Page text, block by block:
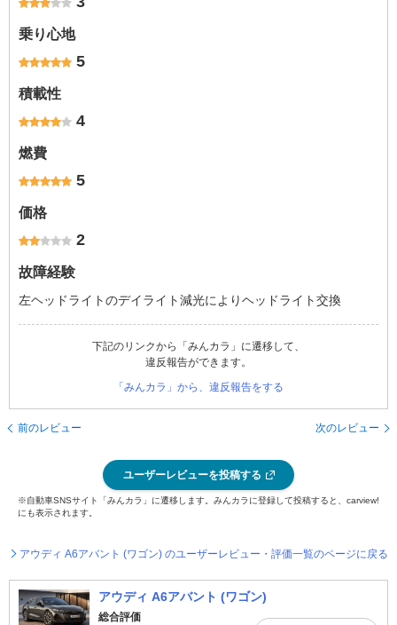
乗り心地
5
積載性
4
燃費
5
価格
2
故障経験
左ヘッドライトのデイライト減光によりヘッドライト交換
下記のリンクから「みんカラ」に遷移して、
違反報告ができます。
「みんカラ」から、違反報告をする
前のレビュー 次のレビュー
ユーザーレビューを投稿する
※自動車SNSサイト「みんカラ」に遷移します。みんカラに登録して投稿すると、carview!
にも表示されます。
アウディ A6アバント (ワゴン) のユーザーレビュー・評価一覧のページに戻る
アウディ A6アバント (ワゴン)
総合評価